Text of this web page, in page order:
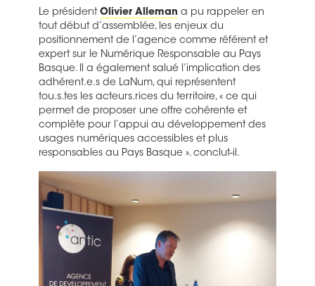
Le président Olivier Alleman a pu rappeler en
tout début d’assemblée, les enjeux du
positionnement de l’agence comme référent et
expert sur le Numérique Responsable au Pays
Basque. Il a également salué l’implication des
adhérent.e.s de LaNum, qui représentent
tou.s.tes les acteurs.rices du territoire, « ce qui
permet de proposer une offre cohérente et
complète pour l’appui au développement des
usages numériques accessibles et plus
responsables au Pays Basque ». conclut-il.